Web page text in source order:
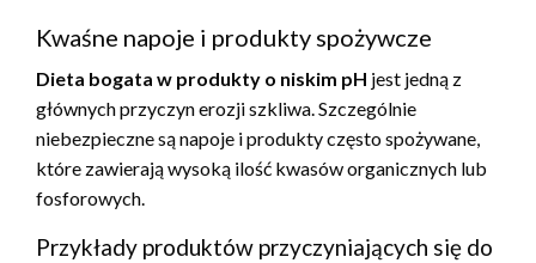
Kwaśne napoje i produkty spożywcze
Dieta bogata w produkty o niskim pH jest jedną z
głównych przyczyn erozji szkliwa. Szczególnie
niebezpieczne są napoje i produkty często spożywane,
które zawierają wysoką ilość kwasów organicznych lub
fosforowych.
Przykłady produktów przyczyniających się do